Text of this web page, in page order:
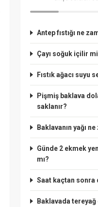
Antep fıstığı ne
Çayı soğuk içilir
Fıstık ağacı suyu
Pişmiş baklava
saklanır?
Baklavanın yağı
Günde 2 ekmek
mı?
Saat kaçtan sonra
Baklavada